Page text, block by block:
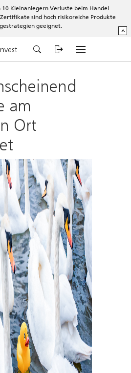
Kleinanlegern Verluste beim Handel
sind hoch risikoreiche Produkte
geeignet.
^
am
Ort